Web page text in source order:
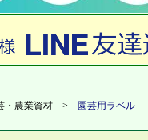
・農業資材 > 園芸用ラベル